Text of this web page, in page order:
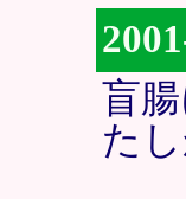
盲
た